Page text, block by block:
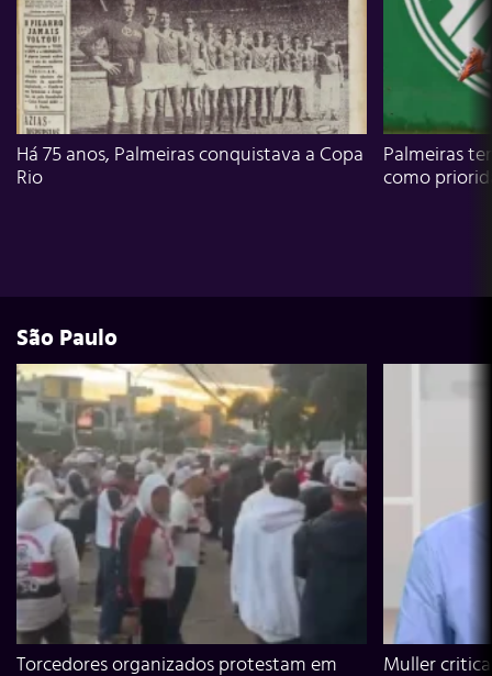
Há 75 anos, Palmeiras conquistava a Copa
Rio
Palmeiras
como
São Paulo
Torcedores organizados protestam em
Muller